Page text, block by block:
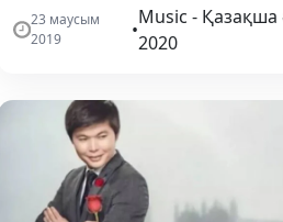
23 маусым
2019
•
Music - Қазақша
2020